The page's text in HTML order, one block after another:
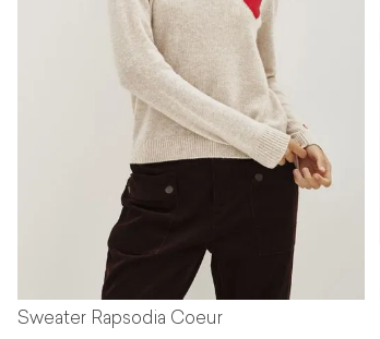
Sweater Rapsodia Coeur